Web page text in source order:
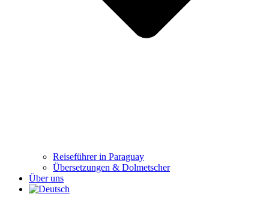
Reiseführer in Paraguay
Übersetzungen & Dolmetscher
Über uns